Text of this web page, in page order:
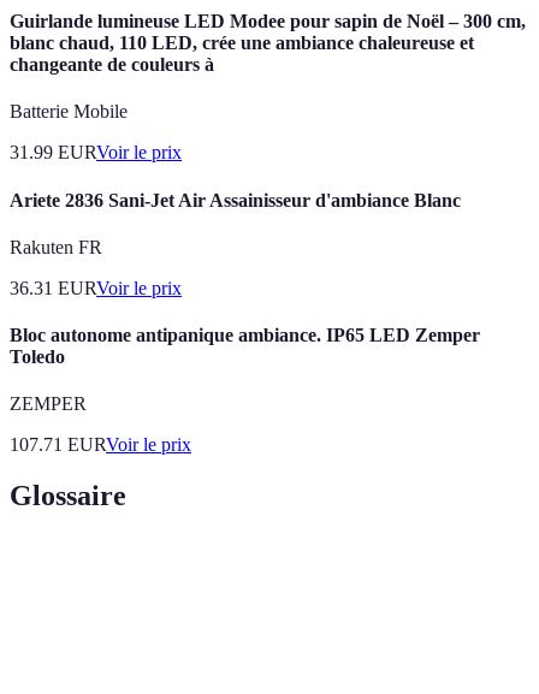
Guirlande lumineuse LED Modee pour sapin de Noël – 300 cm,
blanc chaud, 110 LED, crée une ambiance chaleureuse et
changeante de couleurs à
Batterie Mobile
31.99 EURVoir le prix
Ariete 2836 Sani-Jet Air Assainisseur d'ambiance Blanc
Rakuten FR
36.31 EURVoir le prix
Bloc autonome antipanique ambiance. IP65 LED Zemper
Toledo
ZEMPER
107.71 EURVoir le prix
Glossaire